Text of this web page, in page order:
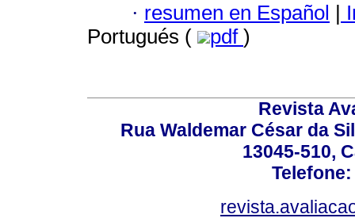
· resumen en Español |
Portugués (
pdf )
Revista
Rua Waldemar César da
13045-510,
Telefone: